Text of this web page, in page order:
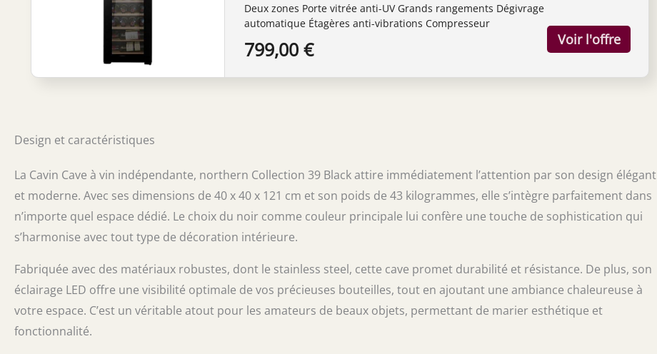
zones de température, éclairage
LED
Deux zones Porte vitrée anti-UV Grands rangements Dégivrage
automatique Étagères anti-vibrations Compresseur
799,00 €
Design et caractéristiques
La Cavin Cave à vin indépendante, northern Collection 39 Black attire immédiatement l’attention par son design élégant
et moderne. Avec ses dimensions de 40 x 40 x 121 cm et son poids de 43 kilogrammes, elle s’intègre parfaitement dans
n’importe quel espace dédié. Le choix du noir comme couleur principale lui confère une touche de sophistication qui
s’harmonise avec tout type de décoration intérieure.
Fabriquée avec des matériaux robustes, dont le stainless steel, cette cave promet durabilité et résistance. De plus, son
éclairage LED offre une visibilité optimale de vos précieuses bouteilles, tout en ajoutant une ambiance chaleureuse à
votre espace. C’est un véritable atout pour les amateurs de beaux objets, permettant de marier esthétique et
fonctionnalité.